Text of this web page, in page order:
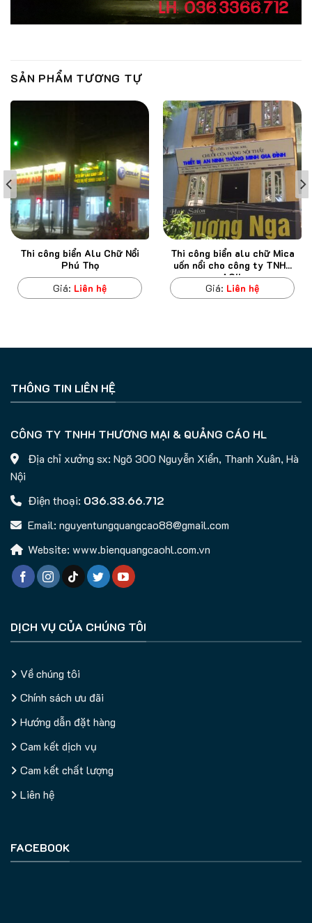
SẢN PHẨM TƯƠNG TỰ
Thi công biển Alu Chữ Nổi
Phú Thọ
Giá: Liên hệ
Thi công biển alu chữ Mica
uốn nổi cho công ty TNHH
AOIL
Giá: Liên hệ
THÔNG TIN LIÊN HỆ
CÔNG TY TNHH THƯƠNG MẠI & QUẢNG CÁO HL
Địa chỉ xưởng sx: Ngõ 300 Nguyễn Xiển, Thanh Xuân, Hà
Nội
Điện thoại: 036.33.66.712
Email: nguyentungquangcao88@gmail.com
Website: www.bienquangcaohl.com.vn
DỊCH VỤ CỦA CHÚNG TÔI
Về chúng tôi
Chính sách ưu đãi
Hướng dẫn đặt hàng
Cam kết dịch vụ
Cam kết chất lượng
Liên hệ
FACEBOOK